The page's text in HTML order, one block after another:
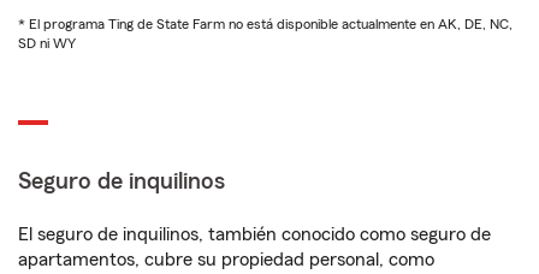
* El programa Ting de State Farm no está disponible actualmente en AK, DE, NC,
SD ni WY
Seguro de inquilinos
El seguro de inquilinos, también conocido como seguro de
apartamentos, cubre su propiedad personal, como